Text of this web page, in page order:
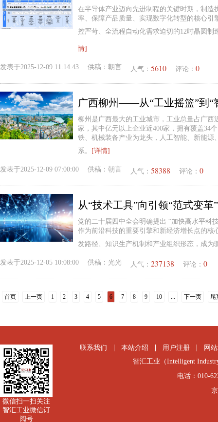
在半导体产业迈向先进制程的关键时期，制造
率、保障产品质量、实现数字化转型的核心引
控严苛、全流程自动化需求迫切的12吋晶圆制
情]
发表于2025-12-09 11:14:43 供稿： 朝言 人气： 5610 评论： 0
广西柳州——从“工业摇篮”到“
柳州是广西最大的工业城市，工业总量占广西
家，其中亿元以上企业近400家，拥有覆盖34
铁、机械装备产业为龙头，人工智能、新能源
系。
[详情]
发表于2025-12-09 07:00:00 供稿： 朝言 人气： 58388 评论： 0
党的二十届四中全会明确提出 “加快高水平科
作为前沿科技的重要引擎和新经济增长点的核
发路径、知识生产机制和产业组织形态，成为
发表于2025-12-05 10:08:00 供稿： 光光 人气： 237138 评论： 0
首页 上一页 1 2 3 4 5 6 7 8 9 10 ... 下一页 尾
微信扫一扫关注
智汇工业微信订
阅号
联系我们 本站介绍 用户注册
网
智汇工业（Intelligent
电话：010-